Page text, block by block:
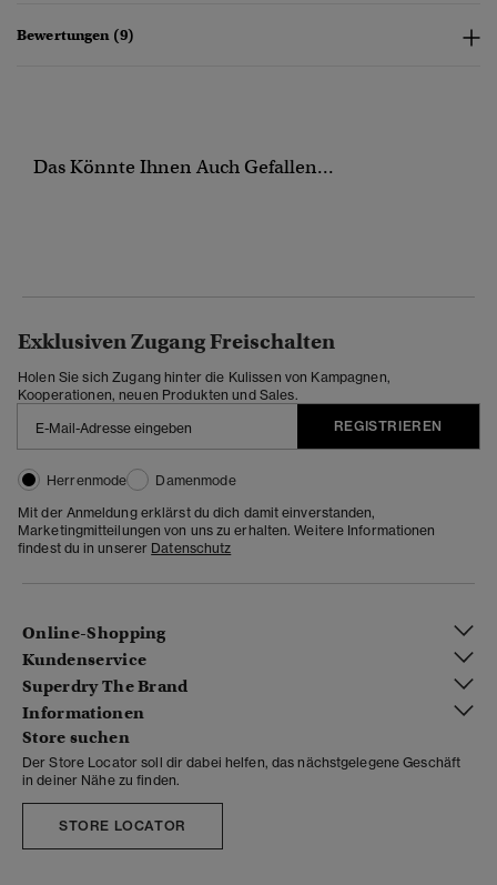
Bewertungen (9)
Das Könnte Ihnen Auch Gefallen...
Exklusiven Zugang Freischalten
Holen Sie sich Zugang hinter die Kulissen von Kampagnen,
Kooperationen, neuen Produkten und Sales.
REGISTRIEREN
Herrenmode
Damenmode
Mit der Anmeldung erklärst du dich damit einverstanden,
Marketingmitteilungen von uns zu erhalten. Weitere Informationen
findest du in unserer Datenschutz
Online-Shopping
Kundenservice
Superdry The Brand
Informationen
Store suchen
Der Store Locator soll dir dabei helfen, das nächstgelegene Geschäft
in deiner Nähe zu finden.
STORE LOCATOR